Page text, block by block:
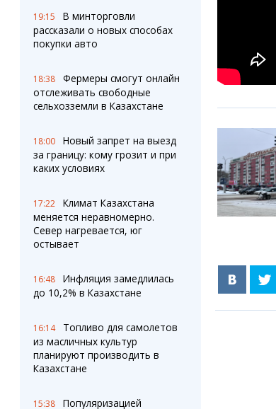
19:15
В минторговли
рассказали о новых способах
покупки авто
18:38
Фермеры смогут онлайн
отслеживать свободные
сельхозземли в Казахстане
18:00
Новый запрет на выезд
за границу: кому грозит и при
каких условиях
17:22
Климат Казахстана
меняется неравномерно.
Север нагревается, юг
остывает
16:48
Инфляция замедлилась
до 10,2% в Казахстане
16:14
Топливо для самолетов
из масличных культур
планируют производить в
Казахстане
15:38
Популяризацией